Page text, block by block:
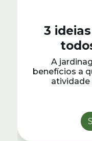
3
A
benefícios a
atividade